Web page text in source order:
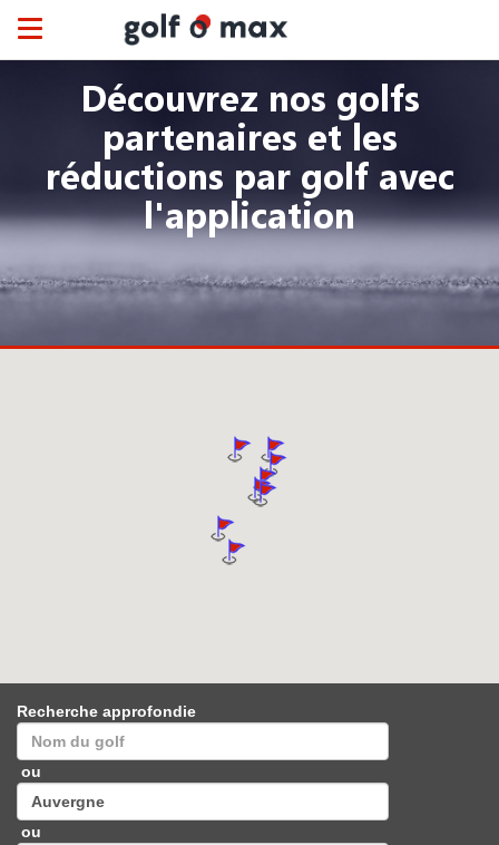
Toggle
Découvrez nos golfs
partenaires et les
réductions par golf avec
l'application
Recherche approfondie
ou
ou
Panneau de gestion des cookies